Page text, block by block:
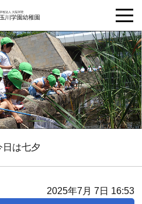
日は七夕
2025年7月 7日 16:53